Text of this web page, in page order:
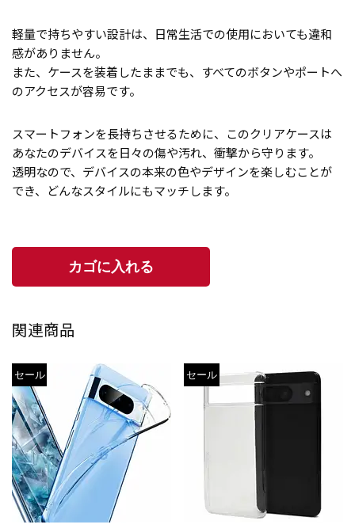
軽量で持ちやすい設計は、日常生活での使用においても違和
感がありません。
また、ケースを装着したままでも、すべてのボタンやポートへ
のアクセスが容易です。
スマートフォンを長持ちさせるために、このクリアケースは
あなたのデバイスを日々の傷や汚れ、衝撃から守ります。
透明なので、デバイスの本来の色やデザインを楽しむことが
でき、どんなスタイルにもマッチします。
関連商品
セール セール